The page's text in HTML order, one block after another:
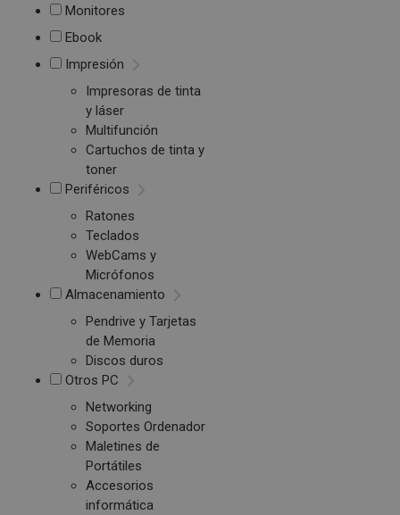
Monitores
Ebook
Impresión
Impresoras de tinta
y láser
Multifunción
Cartuchos de tinta y
toner
Periféricos
Ratones
Teclados
WebCams y
Micrófonos
Almacenamiento
Pendrive y Tarjetas
de Memoria
Discos duros
Otros PC
Networking
Soportes Ordenador
Maletines de
Portátiles
Accesorios
informática